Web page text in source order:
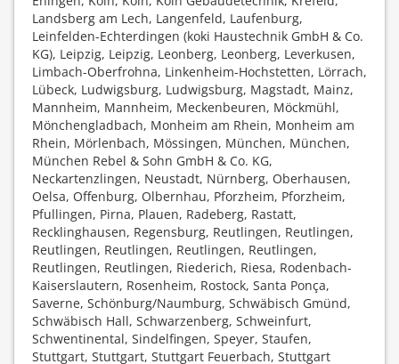
Landsberg am Lech, Langenfeld, Laufenburg,
Leinfelden-Echterdingen (koki Haustechnik GmbH & Co.
KG), Leipzig, Leipzig, Leonberg, Leonberg, Leverkusen,
Limbach-Oberfrohna, Linkenheim-Hochstetten, Lörrach,
Lübeck, Ludwigsburg, Ludwigsburg, Magstadt, Mainz,
Mannheim, Mannheim, Meckenbeuren, Möckmühl,
Mönchengladbach, Monheim am Rhein, Monheim am
Rhein, Mörlenbach, Mössingen, München, München,
München Rebel & Sohn GmbH & Co. KG,
Neckartenzlingen, Neustadt, Nürnberg, Oberhausen,
Oelsa, Offenburg, Olbernhau, Pforzheim, Pforzheim,
Pfullingen, Pirna, Plauen, Radeberg, Rastatt,
Recklinghausen, Regensburg, Reutlingen, Reutlingen,
Reutlingen, Reutlingen, Reutlingen, Reutlingen,
Reutlingen, Reutlingen, Riederich, Riesa, Rodenbach-
Kaiserslautern, Rosenheim, Rostock, Santa Ponça,
Saverne, Schönburg/Naumburg, Schwäbisch Gmünd,
Schwäbisch Hall, Schwarzenberg, Schweinfurt,
Schwentinental, Sindelfingen, Speyer, Staufen,
Stuttgart, Stuttgart, Stuttgart Feuerbach, Stuttgart